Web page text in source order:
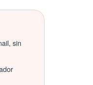
sin